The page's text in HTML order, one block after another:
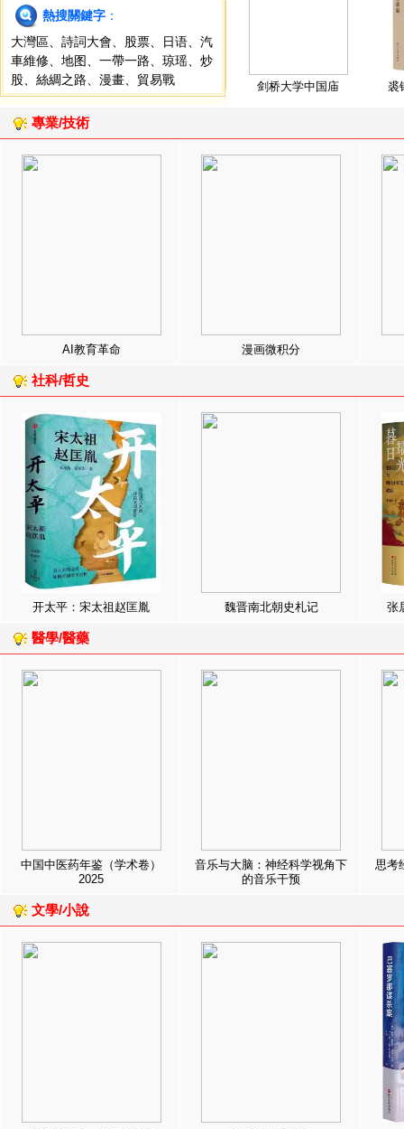
熱搜關鍵字 ：
大灣區
詩詞大會 股票 日语
汽
車維修
地图 一帶一路 琼瑶
炒
股
絲綢之路 漫畫 貿易戰 剑桥大学中国庙 裘
專業/技術
AI教育革命 漫画微积分
社科/哲史
开太平：宋太祖赵匡胤 魏晋南北朝史札记 张
醫學/醫藥
中国中医药年鉴（学术卷）
2025
音乐与大脑：神经科学视角下
的音乐干预
思考
文學/小說